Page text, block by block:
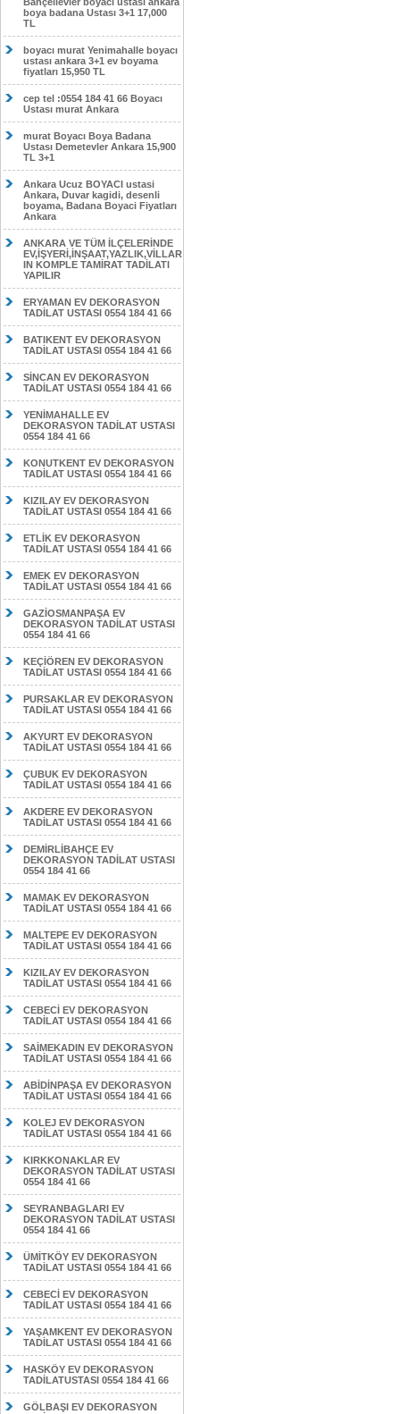
boya badana Ustası 3+1 17,000
TL
boyacı murat Yenimahalle boyacı
ustası ankara 3+1 ev boyama
fiyatları 15,950 TL
cep tel :0554 184 41 66 Boyacı
Ustası murat Ankara
murat Boyacı Boya Badana
Ustası Demetevler Ankara 15,900
TL 3+1
Ankara Ucuz BOYACI ustasi
Ankara, Duvar kagidi, desenli
boyama, Badana Boyaci Fiyatları
Ankara
ANKARA VE TÜM İLÇELERİNDE
EV,İŞYERİ,İNŞAAT,YAZLIK,VİLLAR
IN KOMPLE TAMİRAT TADİLATI
YAPILIR
ERYAMAN EV DEKORASYON
TADİLAT USTASI 0554 184 41 66
BATIKENT EV DEKORASYON
TADİLAT USTASI 0554 184 41 66
SİNCAN EV DEKORASYON
TADİLAT USTASI 0554 184 41 66
YENİMAHALLE EV
DEKORASYON TADİLAT USTASI
0554 184 41 66
KONUTKENT EV DEKORASYON
TADİLAT USTASI 0554 184 41 66
KIZILAY EV DEKORASYON
TADİLAT USTASI 0554 184 41 66
ETLİK EV DEKORASYON
TADİLAT USTASI 0554 184 41 66
EMEK EV DEKORASYON
TADİLAT USTASI 0554 184 41 66
GAZİOSMANPAŞA EV
DEKORASYON TADİLAT USTASI
0554 184 41 66
KEÇİÖREN EV DEKORASYON
TADİLAT USTASI 0554 184 41 66
PURSAKLAR EV DEKORASYON
TADİLAT USTASI 0554 184 41 66
AKYURT EV DEKORASYON
TADİLAT USTASI 0554 184 41 66
ÇUBUK EV DEKORASYON
TADİLAT USTASI 0554 184 41 66
AKDERE EV DEKORASYON
TADİLAT USTASI 0554 184 41 66
DEMİRLİBAHÇE EV
DEKORASYON TADİLAT USTASI
0554 184 41 66
MAMAK EV DEKORASYON
TADİLAT USTASI 0554 184 41 66
MALTEPE EV DEKORASYON
TADİLAT USTASI 0554 184 41 66
KIZILAY EV DEKORASYON
TADİLAT USTASI 0554 184 41 66
CEBECİ EV DEKORASYON
TADİLAT USTASI 0554 184 41 66
SAİMEKADIN EV DEKORASYON
TADİLAT USTASI 0554 184 41 66
ABİDİNPAŞA EV DEKORASYON
TADİLAT USTASI 0554 184 41 66
KOLEJ EV DEKORASYON
TADİLAT USTASI 0554 184 41 66
KIRKKONAKLAR EV
DEKORASYON TADİLAT USTASI
0554 184 41 66
SEYRANBAGLARI EV
DEKORASYON TADİLAT USTASI
0554 184 41 66
ÜMİTKÖY EV DEKORASYON
TADİLAT USTASI 0554 184 41 66
CEBECİ EV DEKORASYON
TADİLAT USTASI 0554 184 41 66
YAŞAMKENT EV DEKORASYON
TADİLAT USTASI 0554 184 41 66
HASKÖY EV DEKORASYON
TADİLATUSTASI 0554 184 41 66
GÖLBAŞI EV DEKORASYON